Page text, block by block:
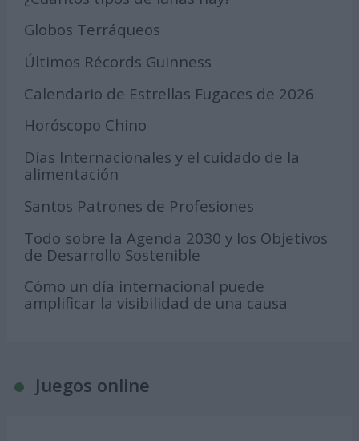
Globos Terráqueos
Últimos Récords Guinness
Calendario de Estrellas Fugaces de 2026
Horóscopo Chino
Días Internacionales y el cuidado de la
alimentación
Santos Patrones de Profesiones
Todo sobre la Agenda 2030 y los Objetivos
de Desarrollo Sostenible
Cómo un día internacional puede
amplificar la visibilidad de una causa
Juegos online